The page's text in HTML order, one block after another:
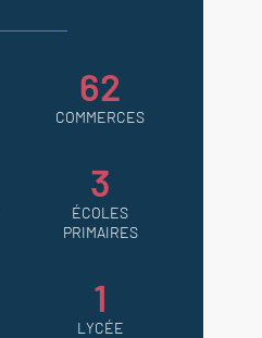
62
COMMERCES
3
ÉCOLES
PRIMAIRES
1
LYCÉE